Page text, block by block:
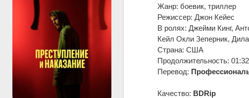
Жанр: боевик, триллер
Режиссер: Джон Кейес
В ролях: Джейми Кинг,
Кейл Окли Зеперник,
Страна: США
Продолжительность:
Перевод:
Качество: BDRip